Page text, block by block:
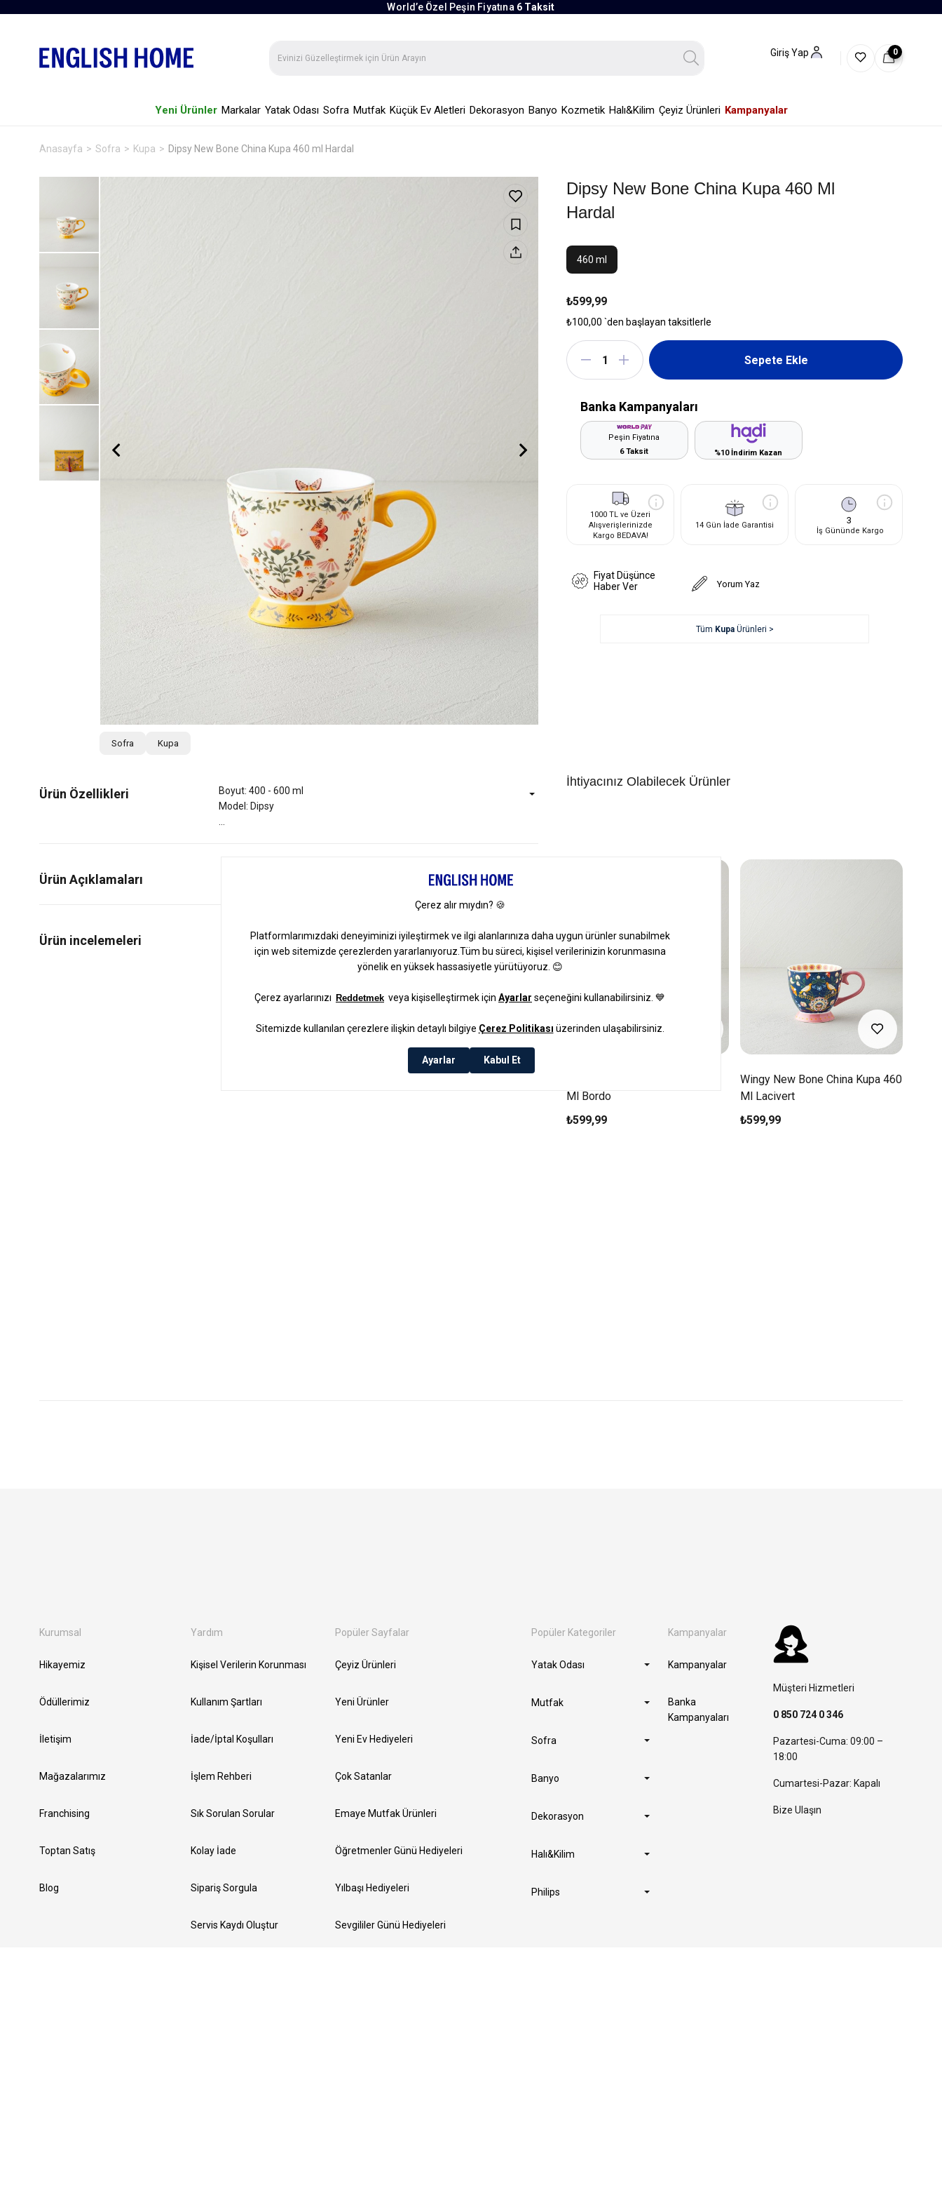
World’e Özel Peşin Fiyatına 6 Taksit
Giriş Yap 0
Yeni Ürünler Markalar Yatak Odası Sofra Mutfak Küçük Ev Aletleri Dekorasyon Banyo Kozmetik Halı&Kilim Çeyiz Ürünleri Kampanyalar
Anasayfa Sofra Kupa Dipsy New Bone China Kupa 460 ml Hardal
Sofra Kupa
Ürün Özellikleri
Boyut: 400 - 600 ml
Model: Dipsy
Ürün Açıklamaları
1
Dipsy New Bone China Kupa 460 Ml
Hardal
460 ml
₺599,99
₺100,00 `den başlayan taksitlerle
Banka Kampanyaları
Peşin Fiyatına
6 Taksit
%10 İndirim Kazan
1000 TL ve Üzeri
Alışverişlerinizde
Kargo BEDAVA!
14 Gün İade Garantisi 3
İş Gününde Kargo
Fiyat Düşünce
Haber Ver
Yorum Yaz
Tüm KupaÜrünleri >
İhtiyacınız Olabilecek Ürünler
Ml Bordo
₺599,99
Wingy New Bone China Kupa 460
Ml Lacivert
₺599,99
Kurumsal
Hikayemiz
Ödüllerimiz
İletişim
Mağazalarımız
Franchising
Toptan Satış
Blog
Yardım
Kişisel Verilerin Korunması
Kullanım Şartları
İade/İptal Koşulları
İşlem Rehberi
Sık Sorulan Sorular
Kolay İade
Sipariş Sorgula
Servis Kaydı Oluştur
Popüler Sayfalar
Çeyiz Ürünleri
Yeni Ürünler
Yeni Ev Hediyeleri
Çok Satanlar
Emaye Mutfak Ürünleri
Öğretmenler Günü Hediyeleri
Yılbaşı Hediyeleri
Sevgililer Günü Hediyeleri
Popüler Kategoriler
Yatak Odası
Mutfak
Sofra
Banyo
Dekorasyon
Halı&Kilim
Philips
Kampanyalar
Kampanyalar
Banka
Kampanyaları
Müşteri Hizmetleri
0 850 724 0 346
Pazartesi-Cuma: 09:00 –
18:00
Cumartesi-Pazar: Kapalı
Bize Ulaşın